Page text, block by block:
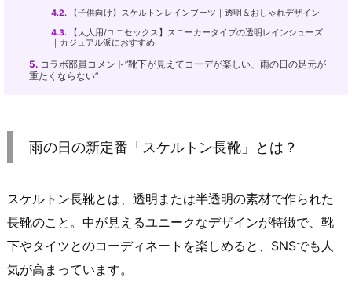
4.2. 【子供向け】スケルトンレインブーツ｜透明＆おしゃれデザイン
4.3. 【大人用/ユニセックス】スニーカータイプの透明レインシューズ
｜カジュアル派におすすめ
5. コラボ部員コメント”靴下が見えてコーデが楽しい、雨の日の足元が
重たくならない”
雨の日の新定番「スケルトン長靴」とは？
スケルトン長靴とは、透明または半透明の素材で作られた
長靴のこと。中が見えるユニークなデザインが特徴で、靴
下やタイツとのコーディネートを楽しめると、SNSでも人
気が高まっています。